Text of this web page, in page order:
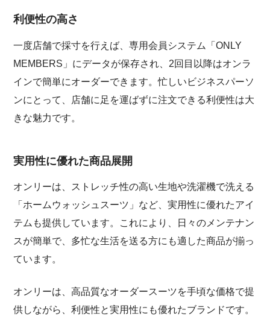
利便性の高さ
一度店舗で採寸を行えば、専用会員システム「ONLY
MEMBERS」にデータが保存され、2回目以降はオンラ
インで簡単にオーダーできます。忙しいビジネスパーソ
ンにとって、店舗に足を運ばずに注文できる利便性は大
きな魅力です。
実用性に優れた商品展開
オンリーは、ストレッチ性の高い生地や洗濯機で洗える
「ホームウォッシュスーツ」など、実用性に優れたアイ
テムも提供しています。これにより、日々のメンテナン
スが簡単で、多忙な生活を送る方にも適した商品が揃っ
ています。
オンリーは、高品質なオーダースーツを手頃な価格で提
供しながら、利便性と実用性にも優れたブランドです。